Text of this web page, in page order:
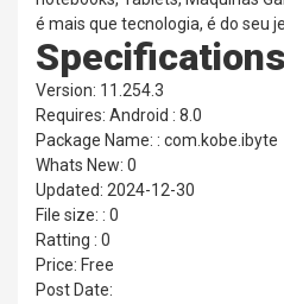
é mais que tecnologia, é do seu
Specifications
Version: 11.254.3
Requires: Android : 8.0
Package Name: : com.kobe.ibyte
Whats New: 0
Updated: 2024-12-30
File size: : 0
Ratting : 0
Price: Free
Post Date: